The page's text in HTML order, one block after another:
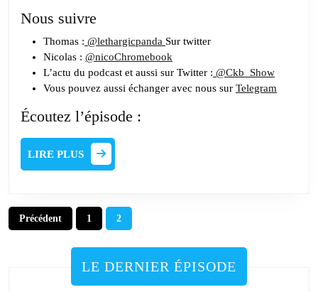
Nous suivre
Thomas : @lethargicpanda Sur twitter
Nicolas : @nicoChromebook
L’actu du podcast et aussi sur Twitter : @Ckb_Show
Vous pouvez aussi échanger avec nous sur Telegram
Écoutez l’épisode :
LIRE PLUS
LIRE
PLUS
Pagination
des
publications
Précédent 1 2
LE DERNIER ÉPISODE